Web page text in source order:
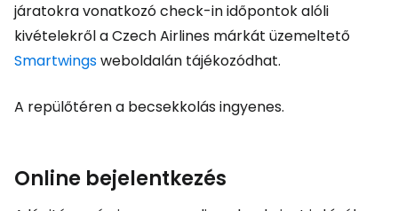
járatokra vonatkozó check-in időpontok alóli
kivételekről a Czech Airlines márkát üzemeltető
Smartwingsweboldalán tájékozódhat.
A repülőtéren a becsekkolás ingyenes.
Online bejelentkezés